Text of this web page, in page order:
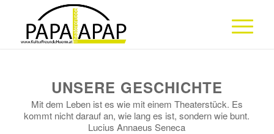
UNSERE GESCHICHTE
Mit dem Leben ist es wie mit einem Theaterstück. Es
kommt nicht darauf an, wie lang es ist, sondern wie bunt.
Lucius Annaeus Seneca